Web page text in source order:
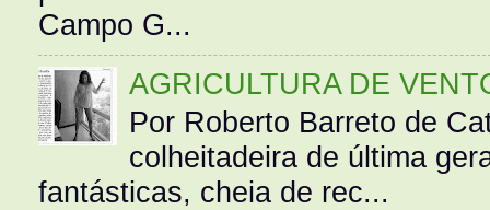
Campo G...
AGRICULTURA DE
Por Roberto Barreto de
colheitadeira de última
fantásticas, cheia de rec...